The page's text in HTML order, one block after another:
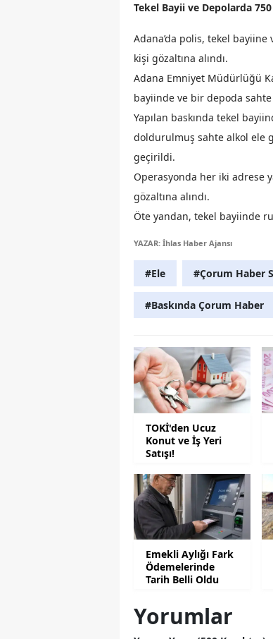
Tekel Bayii ve Depolarda
Adana’da polis, tekel
kişi gözaltına alındı.
Adana Emniyet Müdürlüğü
bayiinde ve bir depoda
Yapılan baskında tekel
doldurulmuş sahte alkol ele
geçirildi.
Operasyonda her iki adrese
gözaltına alındı.
Öte yandan, tekel bayiinde
YAZAR: İhlas Haber Ajansı
#Ele #Çorum Haber
#Baskında Çorum Haber
TOKİ'den Ucuz
Konut ve İş Yeri
Satışı!
Emekli Aylığı Fark
Ödemelerinde
Tarih Belli Oldu
Yorumlar